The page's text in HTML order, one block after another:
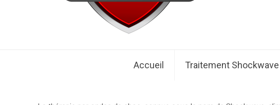
Accueil Traitement Shockwave